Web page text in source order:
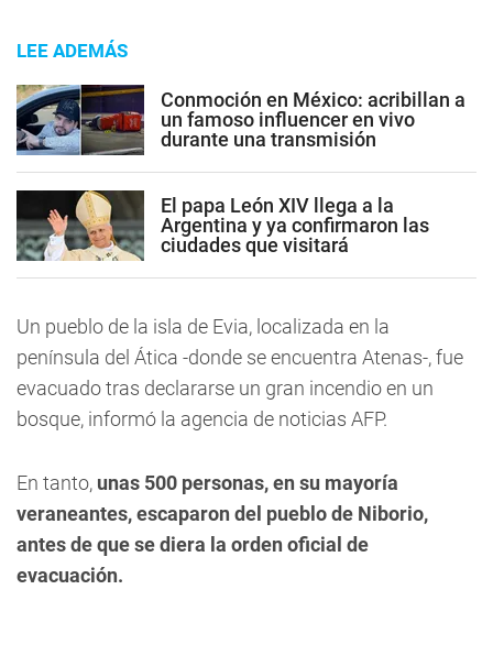
LEE ADEMÁS
Conmoción en México: acribillan a
un famoso influencer en vivo
durante una transmisión
El papa León XIV llega a la
Argentina y ya confirmaron las
ciudades que visitará
Un pueblo de la isla de Evia, localizada en la
península del Ática -donde se encuentra Atenas-, fue
evacuado tras declararse un gran incendio en un
bosque, informó la agencia de noticias AFP.
En tanto, unas 500 personas, en su mayoría
veraneantes, escaparon del pueblo de Niborio,
antes de que se diera la orden oficial de
evacuación.